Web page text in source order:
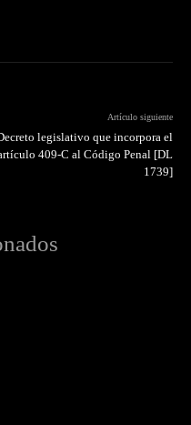
Artículo siguiente
legislativo que incorpora el
409-C al Código Penal [DL
1739]